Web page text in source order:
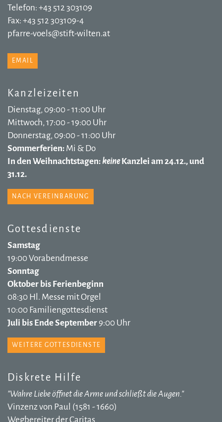
Telefon: +43 512 303109
Fax: +43 512 303109-4
pfarre-voels@stift-wilten.at
EMAIL
Kanzleizeiten
Dienstag, 09:00 - 11:00 Uhr
Mittwoch, 17:00 - 19:00 Uhr
Donnerstag, 09:00 - 11:00 Uhr
Sommerferien: Mi & Do
In den Weihnachtstagen: keineKanzlei am 24.12., und
31.12.
NACH VEREINBARUNG
Gottesdienste
Samstag
19:00 Vorabendmesse
Sonntag
Oktober bis Ferienbeginn
08:30 Hl. Messe mit Orgel
10:00 Familiengottesdienst
Juli bis Ende September 9:00 Uhr
WEITERE GOTTESDIENSTE
Diskrete Hilfe
"Wahre Liebe öffnet die Arme und schließt die Augen."
Vinzenz von Paul (1581 - 1660)
Wegbereiter der Caritas